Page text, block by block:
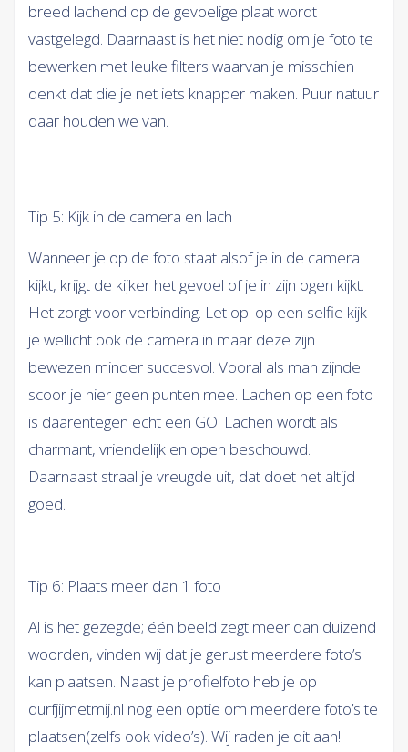
breed lachend op de gevoelige plaat wordt
vastgelegd. Daarnaast is het niet nodig om je foto te
bewerken met leuke filters waarvan je misschien
denkt dat die je net iets knapper maken. Puur natuur
daar houden we van.
Tip 5: Kijk in de camera en lach
Wanneer je op de foto staat alsof je in de camera
kijkt, krijgt de kijker het gevoel of je in zijn ogen kijkt.
Het zorgt voor verbinding. Let op: op een selfie kijk
je wellicht ook de camera in maar deze zijn
bewezen minder succesvol. Vooral als man zijnde
scoor je hier geen punten mee. Lachen op een foto
is daarentegen echt een GO! Lachen wordt als
charmant, vriendelijk en open beschouwd.
Daarnaast straal je vreugde uit, dat doet het altijd
goed.
Tip 6: Plaats meer dan 1 foto
Al is het gezegde; één beeld zegt meer dan duizend
woorden, vinden wij dat je gerust meerdere foto’s
kan plaatsen. Naast je profielfoto heb je op
durfjijmetmij.nl nog een optie om meerdere foto’s te
plaatsen(zelfs ook video’s). Wij raden je dit aan!